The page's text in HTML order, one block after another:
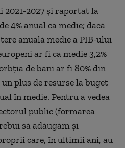
2027 şi raportat la
4% anual ca medie; dacă
anuală medie a PIB-ului
ar fi ca medie 3,2%
de bani ar fi 80% din
plus de resurse la buget
în medie. Pentru a vedea
public (formarea
să adăugăm şi
care, în ultimii ani, au